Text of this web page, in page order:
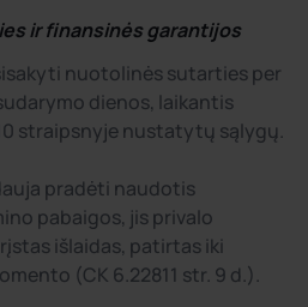
ir finansinės garantijos
nuotolinės sutarties per
dienos, laikantis
straipsnyje nustatytų sąlygų.
pradėti naudotis
pabaigos, jis privalo
išlaidas, patirtas iki
(CK 6.22811 str. 9 d.).